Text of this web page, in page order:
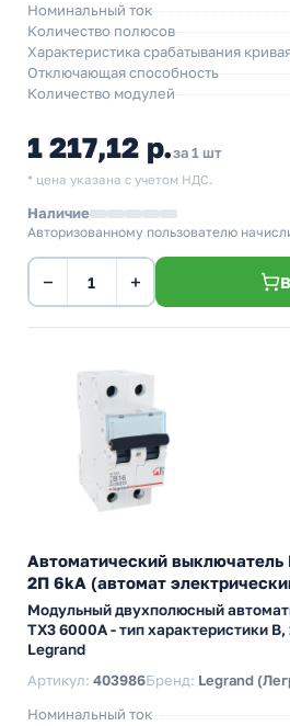
Номинальный ток
Количество полюсов
Характеристика срабатывания
Отключающая способность
Количество модулей
1 217,12 р.за 1 шт
* цена указана с учетом НДС.
Наличие
Авторизованному пользователю
− +
Автоматический выключатель
2П 6kA (автомат
Модульный двухполюсный
TX3 6000А - тип характеристики
Legrand
Артикул: 403986Бренд: Legrand
Номинальный ток